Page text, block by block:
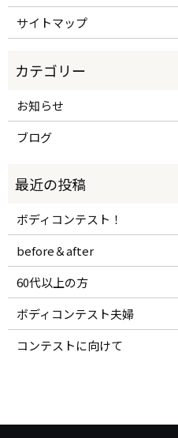
サイトマップ
お知らせ
ブログ
ボディコンテスト！
before＆after
60代以上の方
ボディコンテスト夫婦
コンテストに向けて